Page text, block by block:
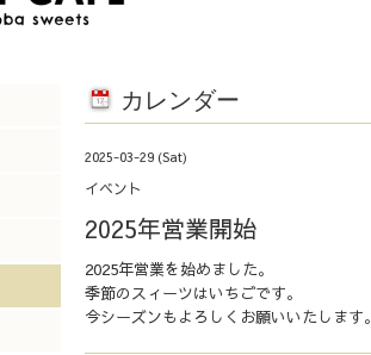
カレンダー
2025-03-29 (Sat)
イベント
2025年営業開始
2025年営業を始めました。
季節のスィーツはいちごです。
今シーズンもよろしくお願いいたします